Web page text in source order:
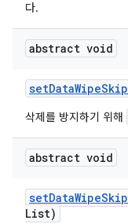
다.
abstract void
setDataWipeSkip
삭제를 방지하기 위해
abstract void
setDataWipeSkip
List)